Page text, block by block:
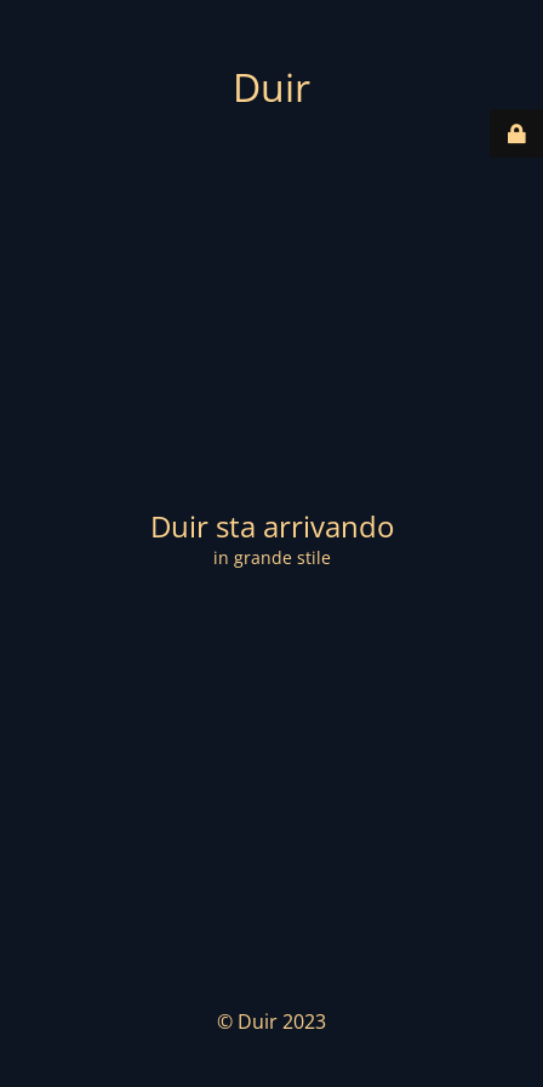
Duir
Duir sta arrivando
in grande stile
© Duir 2023